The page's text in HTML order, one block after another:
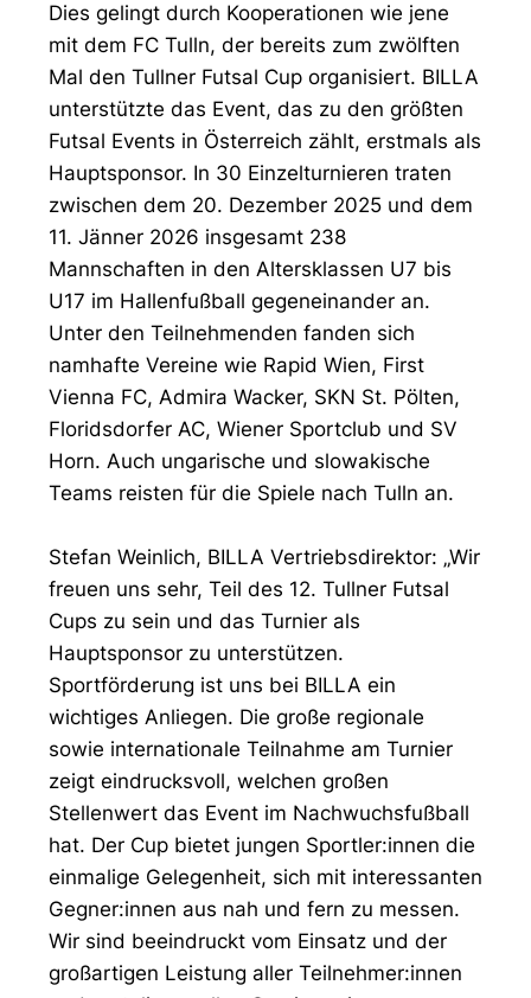
Dies gelingt durch Kooperationen wie jene
mit dem FC Tulln, der bereits zum zwölften
Mal den Tullner Futsal Cup organisiert. BILLA
unterstützte das Event, das zu den größten
Futsal Events in Österreich zählt, erstmals als
Hauptsponsor. In 30 Einzelturnieren traten
zwischen dem 20. Dezember 2025 und dem
11. Jänner 2026 insgesamt 238
Mannschaften in den Altersklassen U7 bis
U17 im Hallenfußball gegeneinander an.
Unter den Teilnehmenden fanden sich
namhafte Vereine wie Rapid Wien, First
Vienna FC, Admira Wacker, SKN St. Pölten,
Floridsdorfer AC, Wiener Sportclub und SV
Horn. Auch ungarische und slowakische
Teams reisten für die Spiele nach Tulln an.
Stefan Weinlich, BILLA Vertriebsdirektor: „Wir
freuen uns sehr, Teil des 12. Tullner Futsal
Cups zu sein und das Turnier als
Hauptsponsor zu unterstützen.
Sportförderung ist uns bei BILLA ein
wichtiges Anliegen. Die große regionale
sowie internationale Teilnahme am Turnier
zeigt eindrucksvoll, welchen großen
Stellenwert das Event im Nachwuchsfußball
hat. Der Cup bietet jungen Sportler:innen die
einmalige Gelegenheit, sich mit interessanten
Gegner:innen aus nah und fern zu messen.
Wir sind beeindruckt vom Einsatz und der
großartigen Leistung aller Teilnehmer:innen